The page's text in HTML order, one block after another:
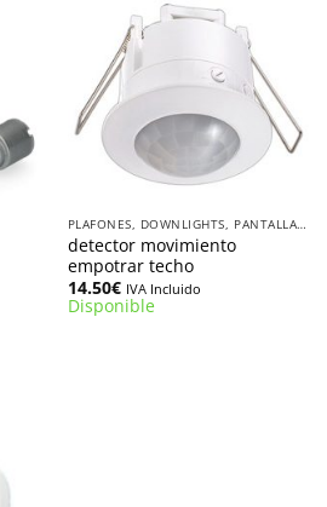
PLAFONES, DOWNLIGHTS, PANTALLAS Y AROS OJO DE BUEY
detector movimiento
empotrar techo
14.50€ IVA Incluido
Disponible